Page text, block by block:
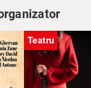
Teatru